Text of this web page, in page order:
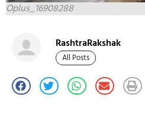
Oplus_16908288
RashtraRakshak
All Posts